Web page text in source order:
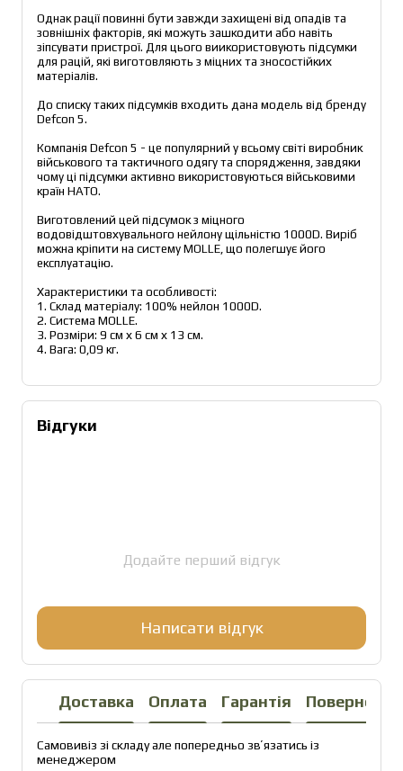
Однак рації повинні бути завжди захищені від опадів та
зовнішніх факторів, які можуть зашкодити або навіть
зіпсувати пристрої. Для цього виикористовують підсумки
для рацій, які виготовляють з міцних та зносостійких
матеріалів.
До списку таких підсумків входить дана модель від бренду
Defcon 5.
Компанія Defcon 5 - це популярний у всьому світі виробник
військового та тактичного одягу та спорядження, завдяки
чому ці підсумки активно використовуються військовими
країн НАТО.
Виготовлений цей підсумок з міцного
водовідштовхувального нейлону щільністю 1000D. Виріб
можна кріпити на систему MOLLE, що полегшує його
експлуатацію.
Характеристики та особливості:
1. Склад матеріалу: 100% нейлон 1000D.
2. Система MOLLE.
3. Розміри: 9 см х 6 см х 13 см.
4. Вага: 0,09 кг.
Відгуки
Додайте перший відгук
Написати відгук
Доставка Оплата Гарантія Повернення
Самовивіз зі складу але попередньо звʼязатись із
менеджером